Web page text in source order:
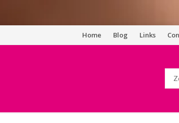
Spring
Home Blog Links